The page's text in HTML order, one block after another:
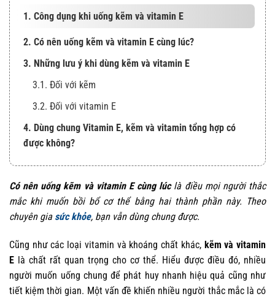
1. Công dụng khi uống kẽm và vitamin E
2. Có nên uống kẽm và vitamin E cùng lúc?
3. Những lưu ý khi dùng kẽm và vitamin E
3.1. Đối với kẽm
3.2. Đối với vitamin E
4. Dùng chung Vitamin E, kẽm và vitamin tổng hợp có
được không?
Có nên uống kẽm và vitamin E cùng lúclà điều mọi người thắc
mắc khi muốn bồi bổ cơ thể bằng hai thành phần này. Theo
chuyên gia sức khỏe, bạn vẫn dùng chung được.
Cũng như các loại vitamin và khoáng chất khác, kẽm và vitamin
E là chất rất quan trọng cho cơ thể. Hiểu được điều đó, nhiều
người muốn uống chung để phát huy nhanh hiệu quả cũng như
tiết kiệm thời gian. Một vấn đề khiến nhiều người thắc mắc là có